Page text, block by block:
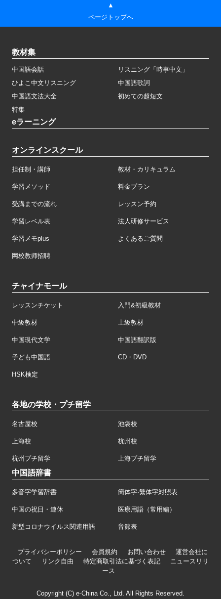
▲
ページトップへ
教材集
中国語会話
リスニング「時事中文」
ひよこ中文リスニング
中国語歌詞
中国語文法大全
初めての超短文
特集
eラーニング
オンラインスクール
担任制・講師 教材・カリキュラム
学習メソッド 料金プラン
受講までの流れ レッスン予約
学習レベル表 法人研修サービス
学習メモplus よくあるご質問
网校教师招聘
チャイナモール
レッスンチケット 入門&初級教材
中級教材 上級教材
中国現代文学 中国語翻訳版
子ども中国語 CD・DVD
HSK検定
各地の学校・プチ留学
名古屋校 池袋校
上海校 杭州校
杭州プチ留学 上海プチ留学
中国語辞書
多音字学習辞書 簡体字·繁体字対照表
中国の祝日・連休 医療用語（常用編）
新型コロナウイルス関連用語 音節表
プライバシーポリシー 会員規約 お問い合わせ
運営会社に
ついて
リンク自由 特定商取引法に基づく表記
ニュースリリ
ース
Copyright (C) e-China Co., Ltd. All Rights Reserved.